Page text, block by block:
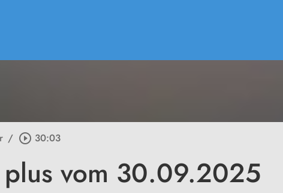
/ play_circle_outline 30:03
vom 30.09.2025